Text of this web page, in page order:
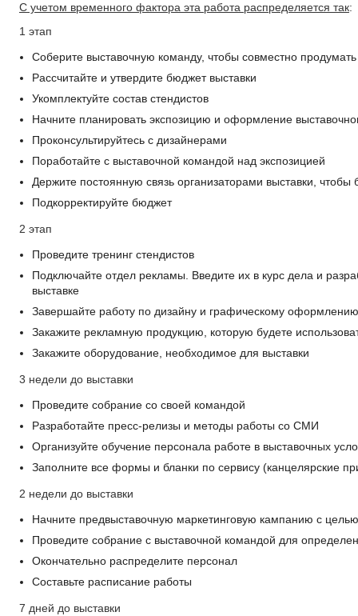
С учетом временного фактора эта работа распределяется так:
1 этап
Соберите выставочную команду, чтобы совместно
Рассчитайте и утвердите бюджет выставки
Укомплектуйте состав стендистов
Начните планировать экспозицию и оформление
Проконсультируйтесь с дизайнерами
Поработайте с выставочной командой над экспозицией
Держите постоянную связь организаторами выставки, чтобы
Подкорректируйте бюджет
2 этап
Проведите тренинг стендистов
Подключайте отдел рекламы. Введите их в курс дела и
выставке
Завершайте работу по дизайну и графическому оформлению
Закажите рекламную продукцию, которую будете
Закажите оборудование, необходимое для выставки
3 недели до выставки
Проведите собрание со своей командой
Разработайте пресс-релизы и методы работы со СМИ
Организуйте обучение персонала работе в выставочных
Заполните все формы и бланки по сервису (канцелярские
2 недели до выставки
Начните предвыставочную маркетинговую кампанию с целью
Проведите собрание с выставочной командой для
Окончательно распределите персонал
Составьте расписание работы
7 дней до выставки